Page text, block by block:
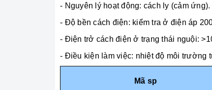
- Nguyên lý hoạt động: cách ly (cảm ứng).
- Độ bền cách điện: kiểm tra ở điện áp
- Điện trở cách điện ở trạng thái nguội:
- Điều kiện làm việc: nhiệt độ môi trường
Mã sp